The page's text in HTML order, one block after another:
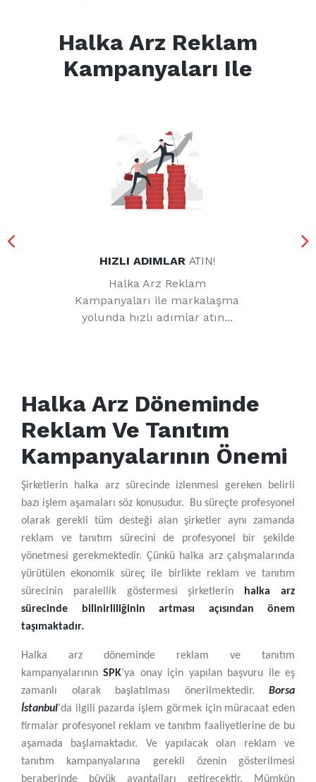
Halka Arz Reklam
Kampanyaları Ile
HIZLI ADIMLARATIN!
Halka Arz Reklam
Kampanyaları ile markalaşma
yolunda hızlı adımlar atın...
Halka Arz Döneminde
Reklam Ve Tanıtım
Kampanyalarının Önemi
Şirketlerin halka arz sürecinde izlenmesi gereken belirli
bazı işlem aşamaları söz konusudur. Bu süreçte profesyonel
olarak gerekli tüm desteği alan şirketler aynı zamanda
reklam ve tanıtım sürecini de profesyonel bir şekilde
yönetmesi gerekmektedir. Çünkü halka arz çalışmalarında
yürütülen ekonomik süreç ile birlikte reklam ve tanıtım
sürecinin paralellik göstermesi şirketlerin
halka arz
sürecinde bilinirliliğinin artması açısından önem
taşımaktadır.
Halka arz döneminde reklam ve tanıtım
kampanyalarınınSPK’ya onay için yapılan başvuru ile eş
zamanlı olarak başlatılması önerilmektedir. Borsa
İstanbul'da ilgili pazarda işlem görmek için müracaat eden
firmalar profesyonel reklam ve tanıtım faaliyetlerine de bu
aşamada başlamaktadır. Ve yapılacak olan reklam ve
tanıtım kampanyalarına gerekli özenin gösterilmesi
beraberinde büyük avantajları getirecektir. Mümkün